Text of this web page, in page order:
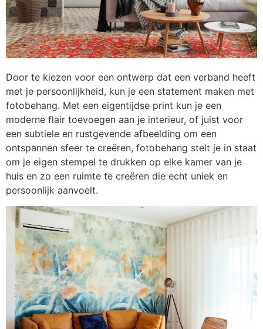
Door te kiezen voor een ontwerp dat een verband heeft
met je persoonlijkheid, kun je een statement maken met
fotobehang. Met een eigentijdse print kun je een
moderne flair toevoegen aan je interieur, of juist voor
een subtiele en rustgevende afbeelding om een
ontspannen sfeer te creëren, fotobehang stelt je in staat
om je eigen stempel te drukken op elke kamer van je
huis en zo een ruimte te creëren die echt uniek en
persoonlijk aanvoelt.